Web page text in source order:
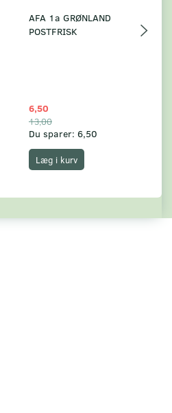
AFA 1a GRØNLAND
POSTFRISK
6,50
13,00
Du sparer: 6,50
Læg i kurv